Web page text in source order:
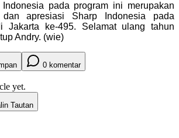
Indonesia pada program ini merupakan
apresiasi Sharp Indonesia pada
Jakarta ke-495. Selamat ulang tahun
Andry. (wie)
0 komentar
yet.
Tautan